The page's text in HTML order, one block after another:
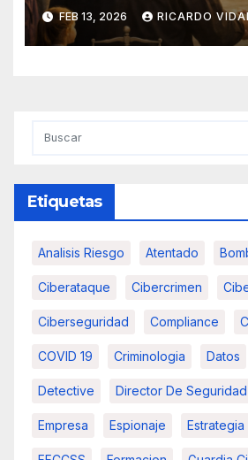
FEB 13, 2026 RICARDO
Etiquetas
Analisis Riesgo Atentado
Ciberataque Cibercrimen
Ciberseguridad Compliance
COVID 19 Criminologia Datos
Detective Director De Seguridad
Empresa Espionaje Estrategia